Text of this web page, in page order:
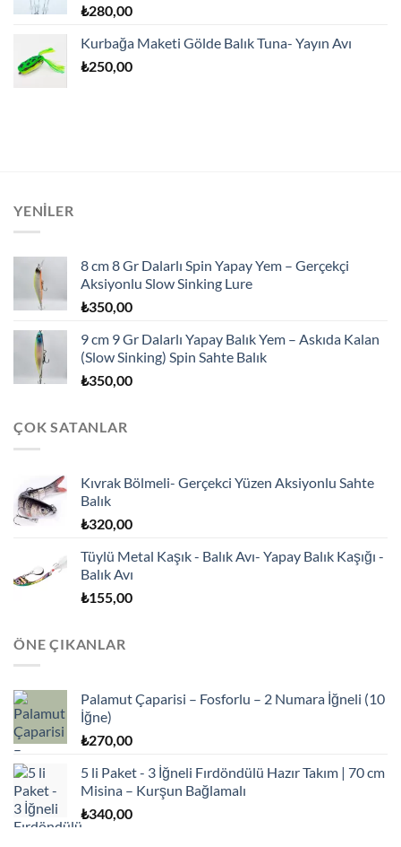
₺280,00
Kurbağa Maketi Gölde Balık Tuna- Yayın Avı
₺250,00
YENILER
8 cm 8 Gr Dalarlı Spin Yapay Yem – Gerçekçi
Aksiyonlu Slow Sinking Lure
₺350,00
9 cm 9 Gr Dalarlı Yapay Balık Yem – Askıda Kalan
(Slow Sinking) Spin Sahte Balık
₺350,00
ÇOK SATANLAR
Kıvrak Bölmeli- Gerçekci Yüzen Aksiyonlu Sahte
Balık
₺320,00
Tüylü Metal Kaşık - Balık Avı- Yapay Balık Kaşığı -
Balık Avı
₺155,00
ÖNE ÇIKANLAR
Palamut Çaparisi – Fosforlu – 2 Numara İğneli (10
İğne)
₺270,00
5 li Paket - 3 İğneli Fırdöndülü Hazır Takım | 70 cm
Misina – Kurşun Bağlamalı
₺340,00